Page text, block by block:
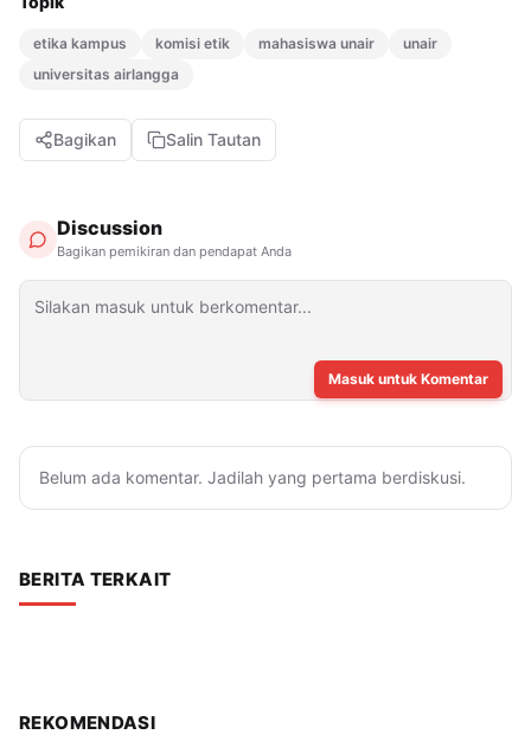
etika kampus komisi etik mahasiswa unair
unair
universitas airlangga
Bagikan Salin Tautan
Discussion
Bagikan pemikiran dan pendapat Anda
Masuk untuk Komentar
Belum ada komentar. Jadilah yang pertama berdiskusi.
BERITA TERKAIT
REKOMENDASI